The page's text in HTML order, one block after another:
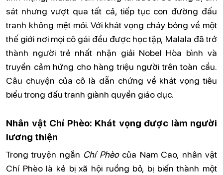
sát nhưng vượt qua tất cả, tiếp tục con đường đấu
tranh không mệt mỏi. Với khát vọng cháy bỏng về một
thế giới nơi mọi cô gái đều được học tập, Malala đã trở
thành người trẻ nhất nhận giải Nobel Hòa bình và
truyền cảm hứng cho hàng triệu người trên toàn cầu.
Câu chuyện của cô là dẫn chứng về khát vọng tiêu
biểu trong đấu tranh giành quyền giáo dục.
Nhân vật Chí Phèo: Khát vọng được làm người
lương thiện
Trong truyện ngắn Chí Phèocủa Nam Cao, nhân vật
Chí Phèo là kẻ bị xã hội ruồng bỏ, bị biến thành một